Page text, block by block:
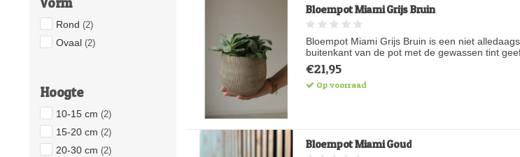
Rond (2)
Ovaal (2)
Hoogte
10-15 cm (2)
15-20 cm (2)
20-30 cm (2)
Bloempot Miami Grijs Bruin
Bloempot Miami Grijs Bruin is een niet
buitenkant van de pot met de gewassen tint
€21,95
Op voorraad
Bloempot Miami Goud